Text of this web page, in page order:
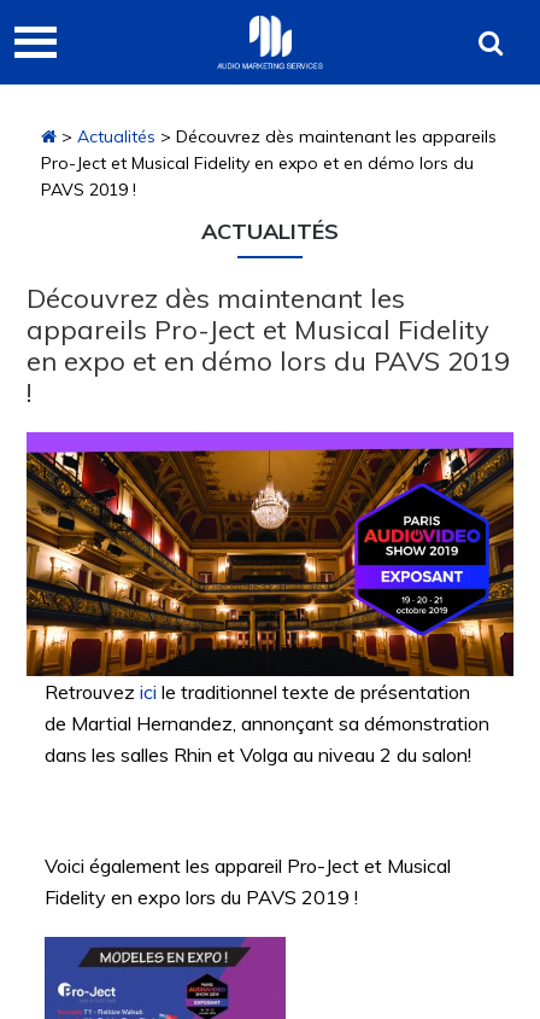
la
principale
au
contenu
la
latérale
principale
Audio
Marketing
Services
>Actualités > Découvrez dès maintenant les appareils
Pro-Ject et Musical Fidelity en expo et en démo lors du
PAVS 2019 !
ACTUALITÉS
Découvrez dès maintenant les
appareils Pro-Ject et Musical Fidelity
en expo et en démo lors du PAVS 2019
!
Retrouvezici le traditionnel texte de présentation
de Martial Hernandez, annonçant sa démonstration
dans les salles Rhin et Volga au niveau 2 du salon!
Voici également les appareil Pro-Ject et Musical
Fidelity en expo lors du PAVS 2019 !